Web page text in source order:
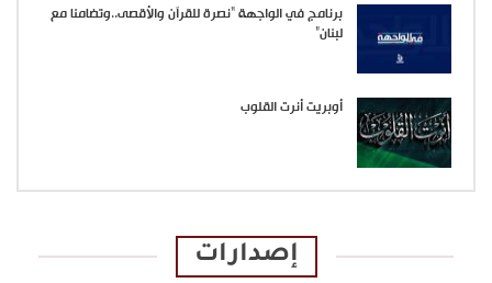
برنامج في الواجهة “نصرة للقرآن والأقصى..وتضامنا مع
لبنان”
أوبريت أنرت القلوب
إصدارات